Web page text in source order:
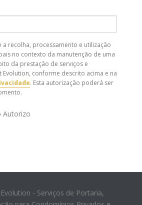
recolha, processamento e utilização
no contexto da manutenção de uma
da prestação de serviços e
conforme descrito acima e na
. Esta autorização poderá ser
Autorizo
- Serviços de Portaria,